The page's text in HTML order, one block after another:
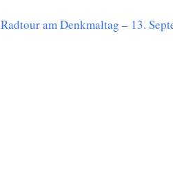
Radtour am Denkmaltag – 13.